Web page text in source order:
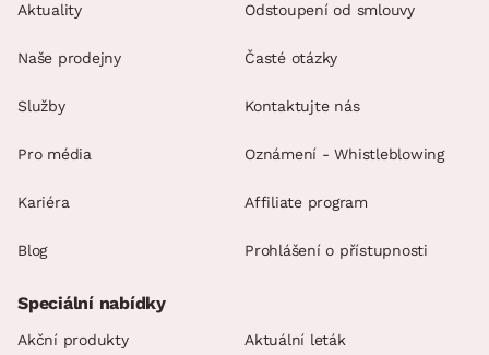
Aktuality
Naše prodejny
Služby
Pro média
Kariéra
Blog
Odstoupení od smlouvy
Časté otázky
Kontaktujte nás
Oznámení - Whistleblowing
Affiliate program
Prohlášení o přístupnosti
Speciální nabídky
Akční produkty Aktuální leták